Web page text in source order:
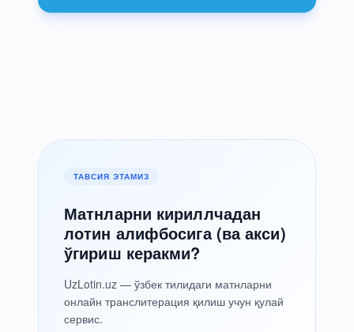
ТАВСИЯ ЭТАМИЗ
Матнларни кириллчадан
лотин алифбосига (ва акси)
ўгириш керакми?
UzLotin.uz — ўзбек тилидаги матнларни
онлайн транслитерация қилиш учун қулай
сервис.